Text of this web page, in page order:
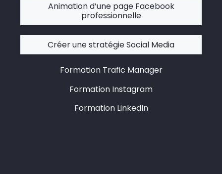
Animation d’une page Facebook
professionnelle
Créer une stratégie Social Media
Formation Trafic Manager
Formation Instagram
Formation LinkedIn